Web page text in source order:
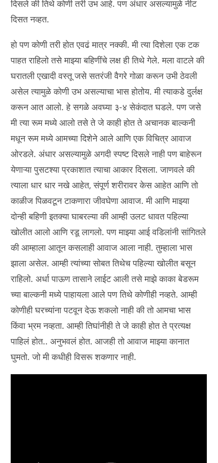
दिसले की तिथे कोणी तरी उभ आहे. पण अंधार असल्यामुळे नीट
दिसत नव्हत.
हो पण कोणी तरी होत एवढं मात्र नक्की. मी त्या दिशेला एक टक
पाहत राहिलो तसे माझ्या बहिणींचे लक्ष ही तिथे गेले. मला वाटले की
घरातली एखादी वस्तू जसे सतरंजी वैगरे गोळा करून उभी ठेवली
असेल त्यामुळे कोणी उभ असल्याचा भास होतोय. मी त्याकडे दुर्लक्ष
करून आत आलो. हे सगळे अवघ्या ३-४ सेकंदात घडले. पण जसे
मी त्या रूम मध्ये आलो तसे ते जे काही होत ते अचानक बाल्कनी
मधून रूम मध्ये आमच्या दिशेने आले आणि एक विचित्र आवाज
ओरडले. अंधार असल्यामुळे अगदी स्पष्ट दिसले नाही पण बाहेरून
येणाऱ्या पुसटश्या प्रकाशात त्याचा आकार दिसला. जाणवले की
त्याला धार धार नखे आहेत, संपूर्ण शरीरावर केस आहेत आणि तो
काळीज पिळवटून टाकणारा जीवघेणा आवाज. मी आणि माझ्या
दोन्ही बहिणी इतक्या घाबरल्या की आम्ही उलट धावत पहिल्या
खोलीत आलो आणि रडू लागलो. पण माझ्या आई वडिलांनी सांगितले
की आम्हाला आतून कसलाही आवाज आला नाही. तुम्हाला भास
झाला असेल. आम्ही त्यांच्या सोबत तिथेच पहिल्या खोलीत बसून
राहिलो. अर्धा पाऊण तासाने लाईट आली तसे माझे काका बेडरूम
च्या बाल्कनी मध्ये पाहायला आले पण तिथे कोणीही नव्हते. आम्ही
कोणीही घरच्यांना पटवून देऊ शकलो नाही की तो आमचा भास
किंवा भ्रम नव्हता. आम्ही तिघांनीही ते जे काही होत ते प्रत्यक्ष
पाहिलं होत.. अनुभवलं होत. आजही तो आवाज माझ्या कानात
घुमतो. जो मी कधीही विसरू शकणार नाही.